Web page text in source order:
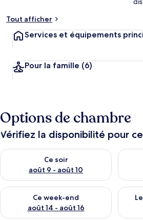
Tout afficher
Services et équipements
Pour la famille (6)
Options de chambre
Vérifiez la disponibilité pour
Ce soir
août 9 - août 10
Vérifier la disponibilité pour ce soir
Ce week-end
août 14 - août 16
Vérifier la disponibilité pour ce week-